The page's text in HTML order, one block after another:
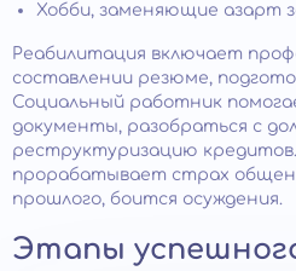
Хобби, заменяющие азарт
Реабилитация включает
составлении резюме,
Социальный работник
документы, разобраться с
реструктуризацию кредитов.
прорабатывает страх
прошлого, боится осуждения.
Этапы